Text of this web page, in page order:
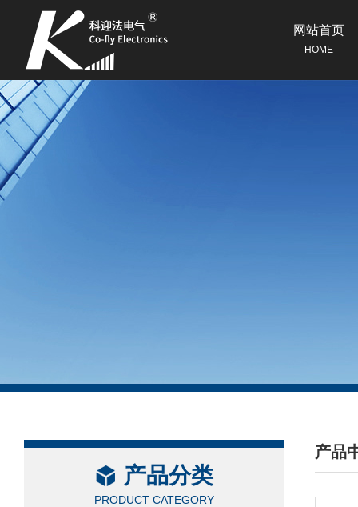
网站首页
HOME
产品分类
PRODUCT CATEGORY
产品
/